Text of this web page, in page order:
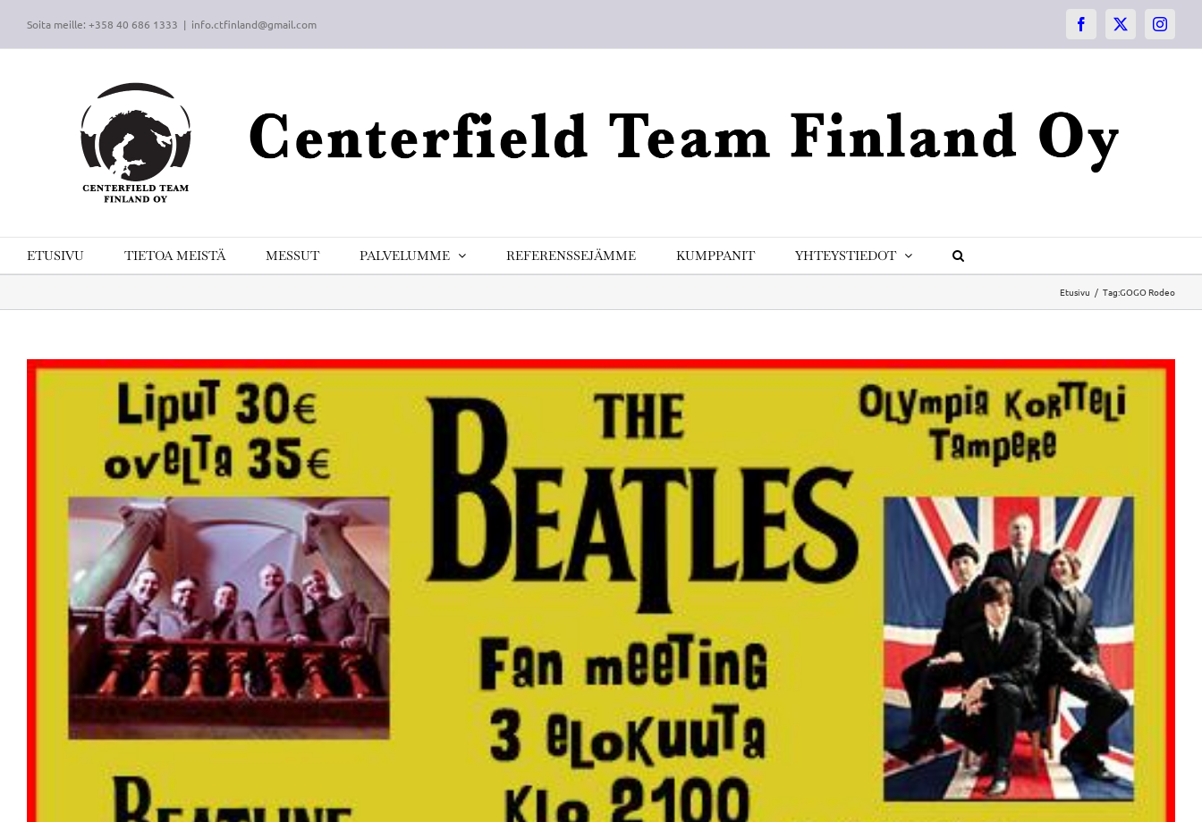
content
Soita meille: +358 40 686 1333 | info.ctfinland@gmail.com Facebook
X
ETUSIVU TIETOA MEISTÄ MESSUT PALVELUMME REFERENSSEJÄMME KUMPPANIT YHTEYSTIEDOT
Etusivu Tag:GOGO Rodeo